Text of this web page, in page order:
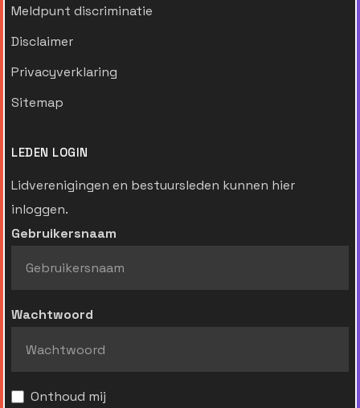
Meldpunt discriminatie
Disclaimer
Privacyverklaring
Sitemap
LEDEN LOGIN
Lidverenigingen en bestuursleden kunnen hier
inloggen.
Gebruikersnaam
Wachtwoord
Onthoud mij